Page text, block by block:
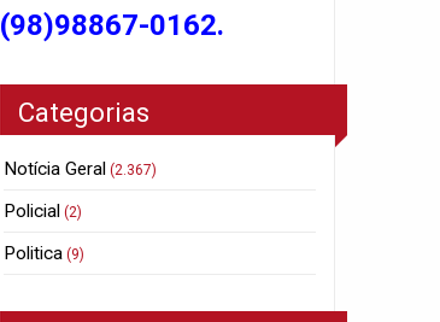
(98)98867-0162.
Categorias
Notícia Geral (2.367)
Policial (2)
Politica (9)